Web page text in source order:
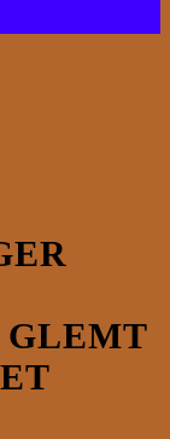
GLEMT